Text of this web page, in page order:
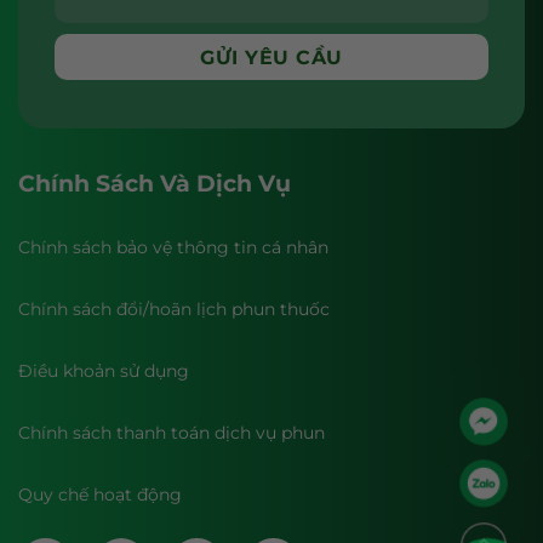
Chính Sách Và Dịch Vụ
Chính sách bảo vệ thông tin cá nhân
Chính sách đổi/hoãn lịch phun thuốc
Điều khoản sử dụng
Chính sách thanh toán dịch vụ phun
Quy chế hoạt động